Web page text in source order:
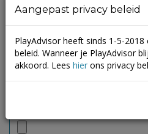
Aangepast privacy beleid
PlayAdvisor heeft sinds 1-5-
beleid. Wanneer je PlayAdvisor
akkoord. Lees hier ons privacy